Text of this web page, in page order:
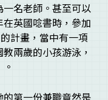
名老師。甚至可以
英國唸書時，參加
計畫，當中有一項
兩歲的小孩游泳，
第一份兼職竟然是